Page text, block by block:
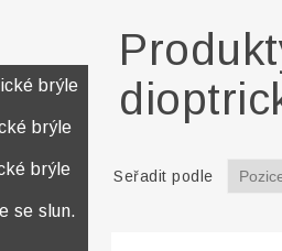
brýle
brýle
brýle
se slun.
Seřadit podle